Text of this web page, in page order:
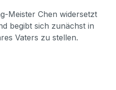
Meister Chen widersetzt
begibt sich zunächst in
Vaters zu stellen.